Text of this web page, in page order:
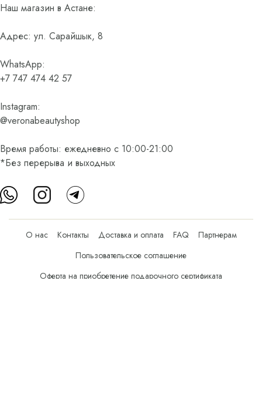
Наш магазин в Астане:
Адрес: ул. Сарайшык, 8
WhatsApp:
+7 747 474 42 57
Instagram:
@veronabeautyshop
Время работы: ежедневно с 10:00-21:00
*Без перерыва и выходных
О нас Контакты Доставка и оплата FAQ
Партнерам
Пользовательское соглашение
Оферта на приобретение подарочного сертификата